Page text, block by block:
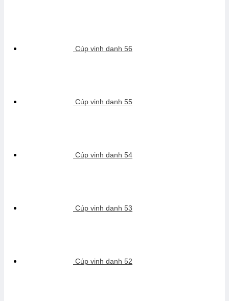
Cúp vinh danh 56
Cúp vinh danh 55
Cúp vinh danh 54
Cúp vinh danh 53
Cúp vinh danh 52